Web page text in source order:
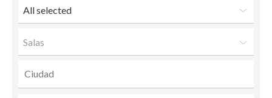
All selected
Salas